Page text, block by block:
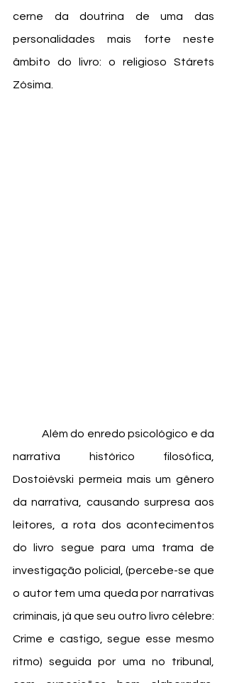
cerne da doutrina de uma das
personalidades mais forte neste
âmbito do livro: o religioso Stárets
Zósima.
narrativa histórico filosófica,
Dostoiévski permeia mais um gênero
da narrativa, causando surpresa aos
leitores, a rota dos acontecimentos
do livro segue para uma trama de
investigação policial, (percebe-se que
o autor tem uma queda por narrativas
criminais, já que seu outro livro célebre:
Crime e castigo, segue esse mesmo
ritmo) seguida por uma no tribunal,